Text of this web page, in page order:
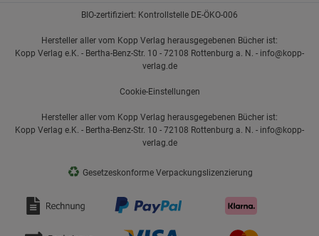
BIO-zertifiziert: Kontrollstelle DE-ÖKO-006
Hersteller aller vom Kopp Verlag herausgegebenen Bücher ist:
Kopp Verlag e.K. - Bertha-Benz-Str. 10 - 72108 Rottenburg a. N. - info@kopp-
verlag.de
Cookie-Einstellungen
Hersteller aller vom Kopp Verlag herausgegebenen Bücher ist:
Kopp Verlag e.K. - Bertha-Benz-Str. 10 - 72108 Rottenburg a. N. - info@kopp-
verlag.de
♻ Gesetzeskonforme Verpackungslizenzierung